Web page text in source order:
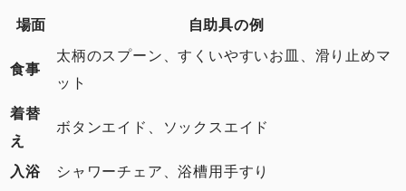
場面 自助具の例
食事
太柄のスプーン、すくいやすいお皿、滑り止めマ
ット
着替
え
ボタンエイド、ソックスエイド
入浴
シャワーチェア、浴槽用手すり